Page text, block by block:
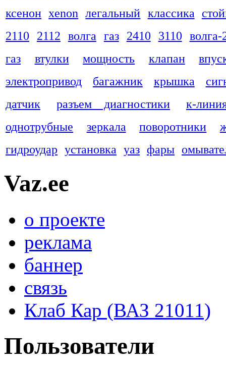
ксенон xenon легальный классика
2110
2112 волга газ 2410 3110 волга-
газ
втулки мощность клапан
электропривод
багажник крышка
датчик
разъем диагностики
к-
однотрубные
зеркала поворотники
гидроудар установка уаз фары
Vaz.ee
о проекте
реклама
баннер
связь
Клаб Кар (ВАЗ 21011)
Пользователи